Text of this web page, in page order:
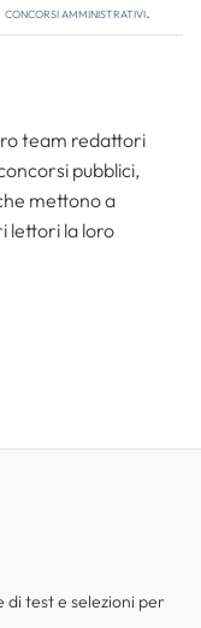
concorsi amministrativi.
team redattori
pubblici,
mettono a
lettori la loro
test e selezioni per